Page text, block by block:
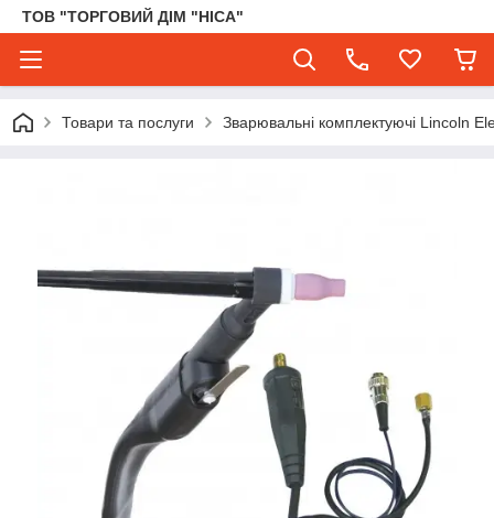
ТОВ "ТОРГОВИЙ ДІМ "НІСА"
Товари та послуги Зварювальні комплектуючі Lincoln